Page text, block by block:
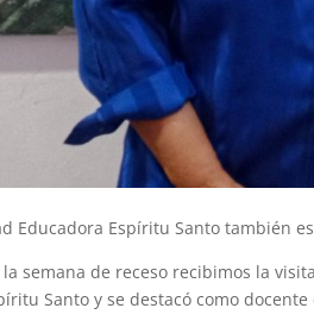
Educadora Espíritu Santo también
semana de receso recibimos la
Santo y se destacó como